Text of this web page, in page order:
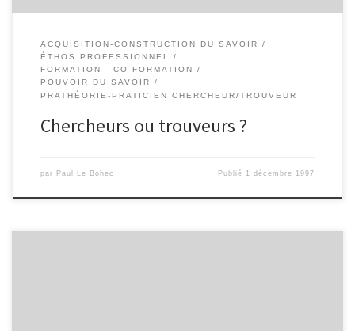
ACQUISITION-CONSTRUCTION DU SAVOIR
ÉTHOS PROFESSIONNEL
FORMATION - CO-FORMATION
POUVOIR DU SAVOIR
PRATHÉORIE-PRATICIEN CHERCHEUR/TROUVEUR
Chercheurs ou trouveurs ?
par Paul Le Bohec Publié 1 décembre 1997